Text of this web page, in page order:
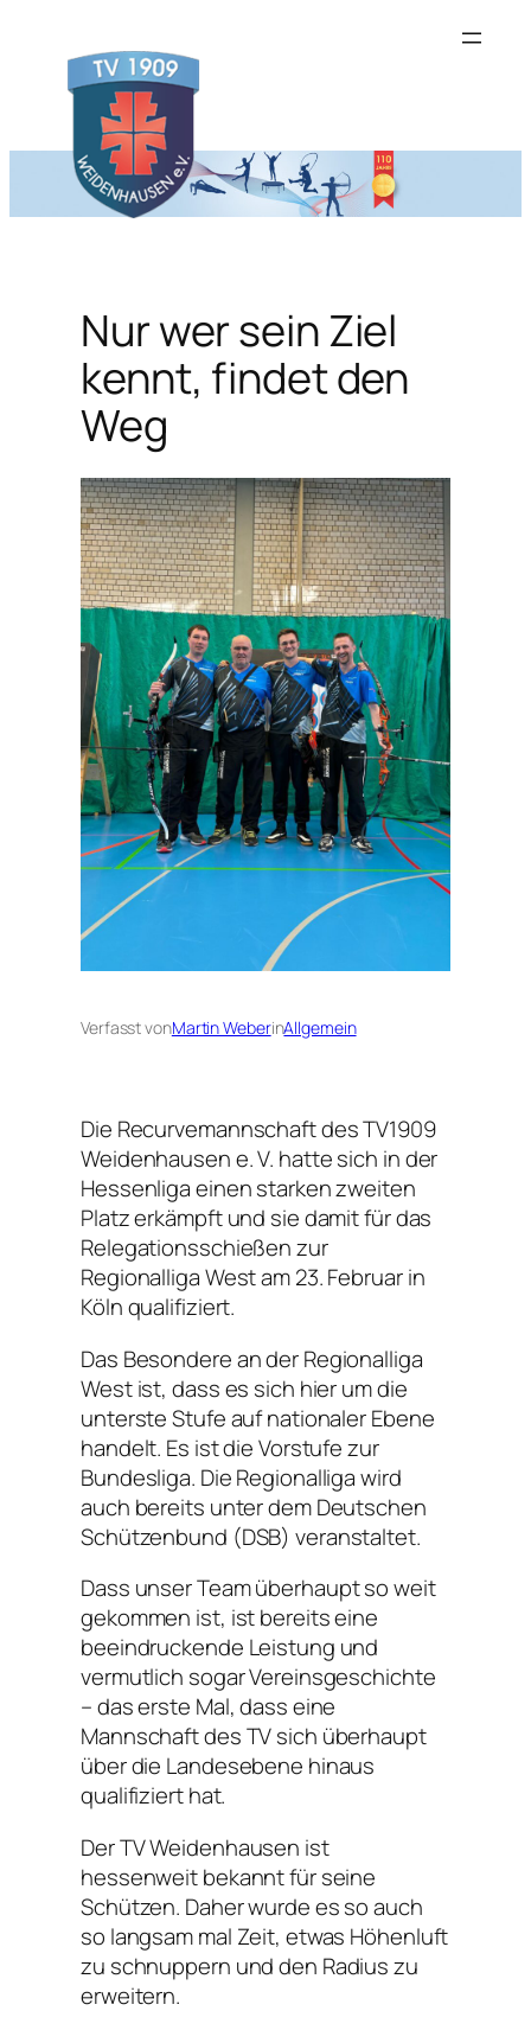
springen
Nur wer sein Ziel
kennt, findet den
Weg
Verfasst vonMartin WeberinAllgemein
Die Recurvemannschaft des TV1909
Weidenhausen e. V. hatte sich in der
Hessenliga einen starken zweiten
Platz erkämpft und sie damit für das
Relegationsschießen zur
Regionalliga West am 23. Februar in
Köln qualifiziert.
Das Besondere an der Regionalliga
West ist, dass es sich hier um die
unterste Stufe auf nationaler Ebene
handelt. Es ist die Vorstufe zur
Bundesliga. Die Regionalliga wird
auch bereits unter dem Deutschen
Schützenbund (DSB) veranstaltet.
Dass unser Team überhaupt so weit
gekommen ist, ist bereits eine
beeindruckende Leistung und
vermutlich sogar Vereinsgeschichte
– das erste Mal, dass eine
Mannschaft des TV sich überhaupt
über die Landesebene hinaus
qualifiziert hat.
Der TV Weidenhausen ist
hessenweit bekannt für seine
Schützen. Daher wurde es so auch
so langsam mal Zeit, etwas Höhenluft
zu schnuppern und den Radius zu
erweitern.